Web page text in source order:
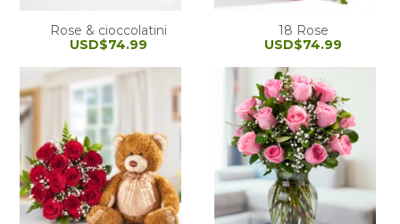
Rose & cioccolatini
USD$74.99
18 Rose
USD$74.99